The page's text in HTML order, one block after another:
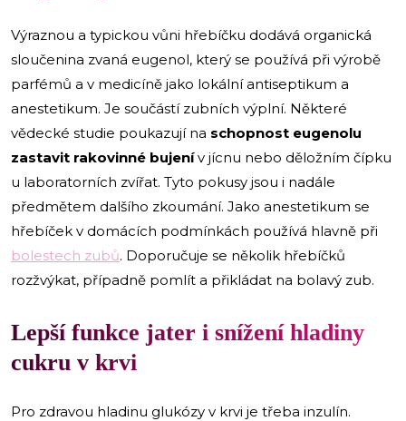
Výraznou a typickou vůni hřebíčku dodává organická
sloučenina zvaná eugenol, který se používá při výrobě
parfémů a v medicíně jako lokální antiseptikum a
anestetikum. Je součástí zubních výplní. Některé
vědecké studie poukazují na schopnost eugenolu
zastavit rakovinné bujenív jícnu nebo děložním čípku
u laboratorních zvířat. Tyto pokusy jsou i nadále
předmětem dalšího zkoumání. Jako anestetikum se
hřebíček v domácích podmínkách používá hlavně při
bolestech zubů. Doporučuje se několik hřebíčků
rozžvýkat, případně pomlít a přikládat na bolavý zub.
Lepší funkce jater i snížení hladiny
cukru v krvi
Pro zdravou hladinu glukózy v krvi je třeba inzulín.